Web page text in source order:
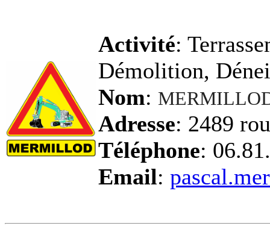
Activité:
Démolition,
Nom:
Adresse: 2489
Téléphone:
Email: